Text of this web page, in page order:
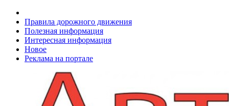
Правила дорожного движения
Полезная информация
Интересная информация
Новое
Реклама на портале